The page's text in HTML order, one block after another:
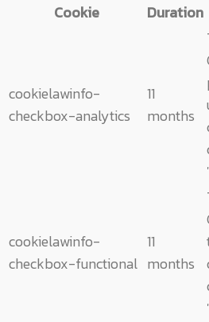
Cookie
Duration
cookielawinfo-
checkbox-analytics
11
months
cookielawinfo-
checkbox-functional
11
months